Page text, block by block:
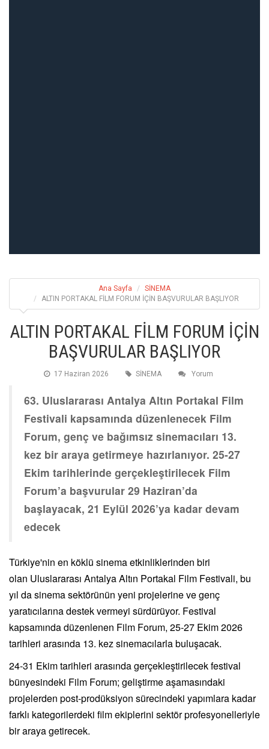
Ana Sayfa
SİNEMA
ALTIN PORTAKAL FİLM FORUM İÇİN BAŞVURULAR BAŞLIYOR
ALTIN PORTAKAL FİLM FORUM İÇİN
BAŞVURULAR BAŞLIYOR
17 Haziran 2026 SİNEMA Yorum
63. Uluslararası Antalya Altın Portakal Film
Festivali kapsamında düzenlenecek Film
Forum, genç ve bağımsız sinemacıları 13.
kez bir araya getirmeye hazırlanıyor. 25-27
Ekim tarihlerinde gerçekleştirilecek Film
Forum’a başvurular 29 Haziran’da
başlayacak, 21 Eylül 2026’ya kadar devam
edecek
Türkiye'nin en köklü sinema etkinliklerinden biri
olan Uluslararası Antalya Altın Portakal Film Festivali, bu
yıl da sinema sektörünün yeni projelerine ve genç
yaratıcılarına destek vermeyi sürdürüyor. Festival
kapsamında düzenlenen Film Forum, 25-27 Ekim 2026
tarihleri arasında 13. kez sinemacılarla buluşacak.
24-31 Ekim tarihleri arasında gerçekleştirilecek festival
bünyesindeki Film Forum; geliştirme aşamasındaki
projelerden post-prodüksiyon sürecindeki yapımlara kadar
farklı kategorilerdeki film ekiplerini sektör profesyonelleriyle
bir araya getirecek.